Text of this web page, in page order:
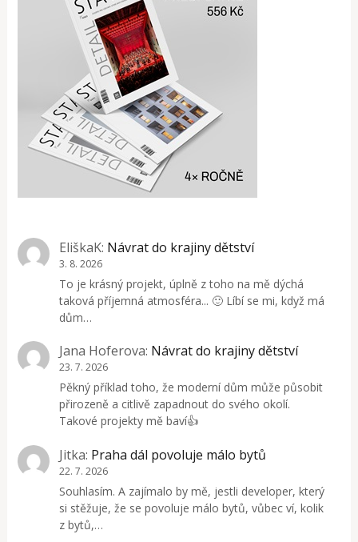
EliškaK: Návrat do krajiny dětství
3. 8. 2026
To je krásný projekt, úplně z toho na mě dýchá
taková příjemná atmosféra... 🙂 Líbí se mi, když má
dům…
Jana Hoferova: Návrat do krajiny dětství
23. 7. 2026
Pěkný příklad toho, že moderní dům může působit
přirozeně a citlivě zapadnout do svého okolí.
Takové projekty mě baví👍
Jitka: Praha dál povoluje málo bytů
22. 7. 2026
Souhlasím. A zajímalo by mě, jestli developer, který
si stěžuje, že se povoluje málo bytů, vůbec ví, kolik
z bytů,…